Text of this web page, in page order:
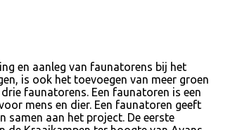
en aanleg van faunatorens bij het
is ook het toevoegen van meer groen
faunatorens. Een faunatoren is een
mens en dier. Een faunatoren geeft
samen aan het project. De eerste